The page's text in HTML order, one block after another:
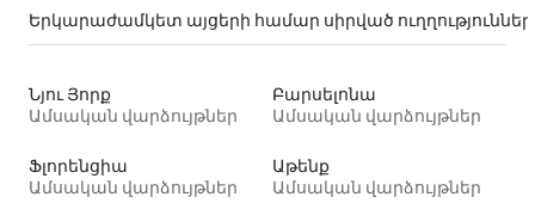
Երկարաժամկետ այցերի համար սիրված ուղղություններ
Նյու Յորք
Ամսական վարձույթներ
Բարսելոնա
Ամսական վարձույթներ
Ֆլորենցիա
Ամսական վարձույթներ
Աթենք
Ամսական վարձույթներ